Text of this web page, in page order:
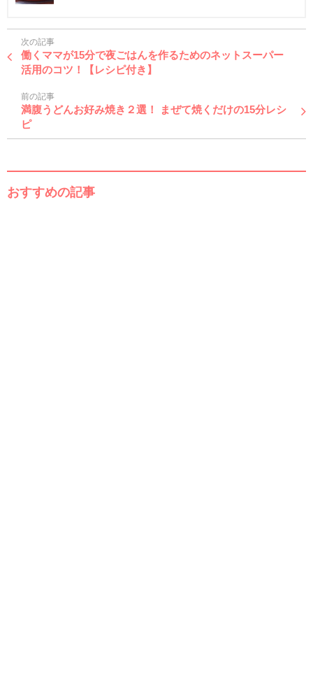
次の記事
働くママが15分で夜ごはんを作るためのネットスーパー
活用のコツ！【レシピ付き】
前の記事
満腹うどんお好み焼き２選！ まぜて焼くだけの15分レシ
ピ
おすすめの記事